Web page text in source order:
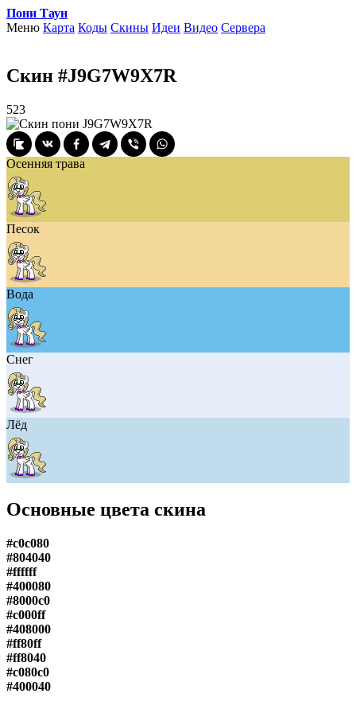
Пони Таун
Меню Карта Коды Скины Идеи Видео Сервера
Скин #J9G7W9X7R
523
Осенняя трава
Песок
Вода
Снег
Лёд
Основные цвета скина
#c0c080
#804040
#ffffff
#400080
#8000c0
#c000ff
#408000
#ff80ff
#ff8040
#c080c0
#400040